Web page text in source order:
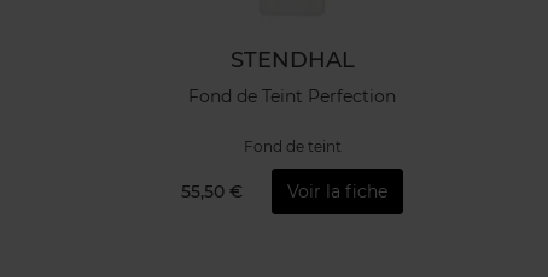
STENDHAL
Fond de Teint Perfection
Fond de teint
55,50 € Voir la fiche